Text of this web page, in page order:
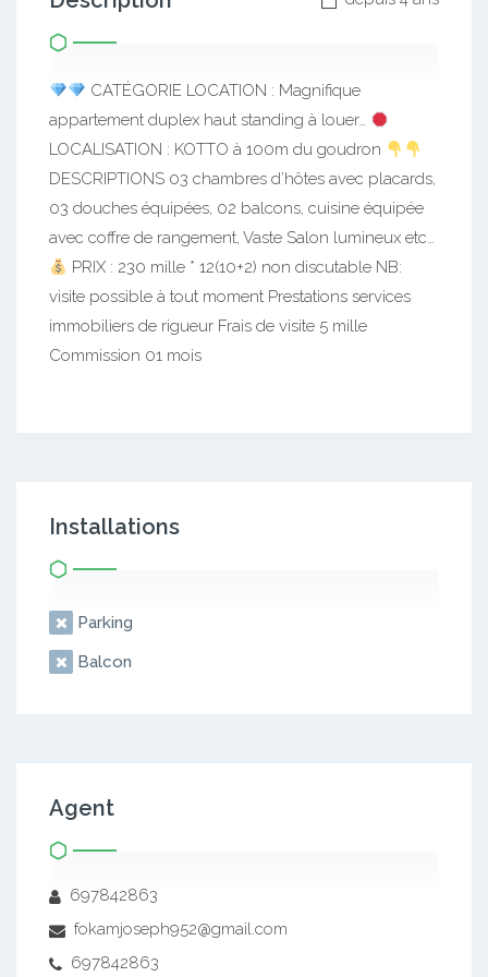
CATÉGORIE LOCATION : Magnifique
appartement duplex haut standing à louer…
LOCALISATION : KOTTO à 100m du goudron
DESCRIPTIONS 03 chambres d’hôtes avec placards,
03 douches équipées, 02 balcons, cuisine équipée
avec coffre de rangement, Vaste Salon lumineux etc…
PRIX : 230 mille * 12(10+2) non discutable NB:
visite possible à tout moment Prestations services
immobiliers de rigueur Frais de visite 5 mille
Commission 01 mois
Installations
Parking
Balcon
Agent
697842863
fokamjoseph952@gmail.com
697842863